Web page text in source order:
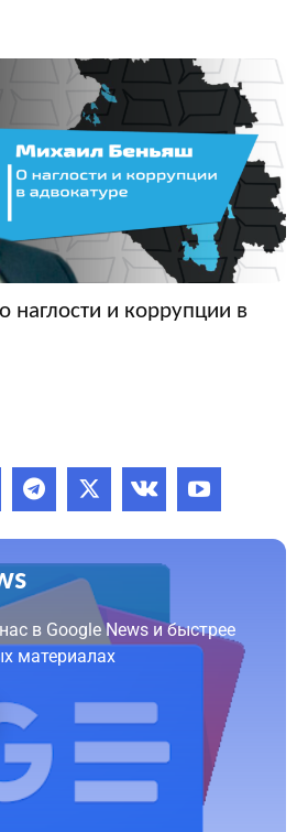
наглости и коррупции в
в Google News и быстрее
материалах